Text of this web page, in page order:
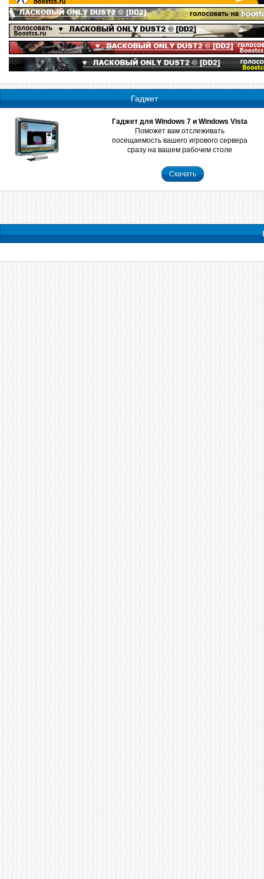
Гаджет
Гаджет для Windows 7 и Windows Vista
Поможет вам отслеживать
посещаемость вашего игрового сервера
сразу на вашем рабочем столе
Скачать